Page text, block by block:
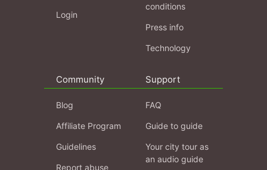
Login
conditions
Press info
Technology
Community
Blog
Affiliate Program
Guidelines
Report abuse
Support
FAQ
Guide to guide
Your city tour as
an audio guide